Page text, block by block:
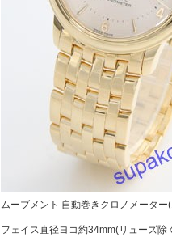
ムーブメント 自動巻きクロノメーター
フェイス直径ヨコ約34mm(リューズ除